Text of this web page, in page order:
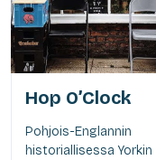
Hop O’Clock
Pohjois-Englannin
historiallisessa Yorkin